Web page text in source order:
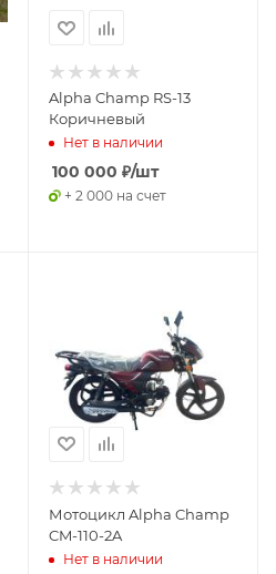
Alpha Champ RS-13
Коричневый
Нет в наличии
100 000 ₽/шт
+ 2 000 на счет
Мотоцикл Alpha Champ
CM-110-2A
Нет в наличии